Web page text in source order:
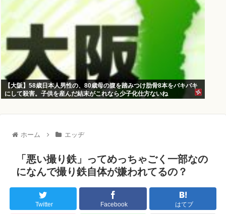
【大阪】58歳日本人男性の、80歳母の腹を踏みつけ肋骨8本をバキバキ
にして殺害。子供を産んだ結末がこれなら少子化仕方ないね
ホーム エッヂ
「悪い撮り鉄」ってめっちゃごく一部なの
になんで撮り鉄自体が嫌われてるの？
Twitter Facebook はてブ